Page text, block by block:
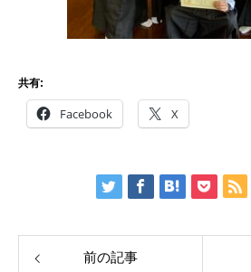
共有:
Facebook X
前の記事